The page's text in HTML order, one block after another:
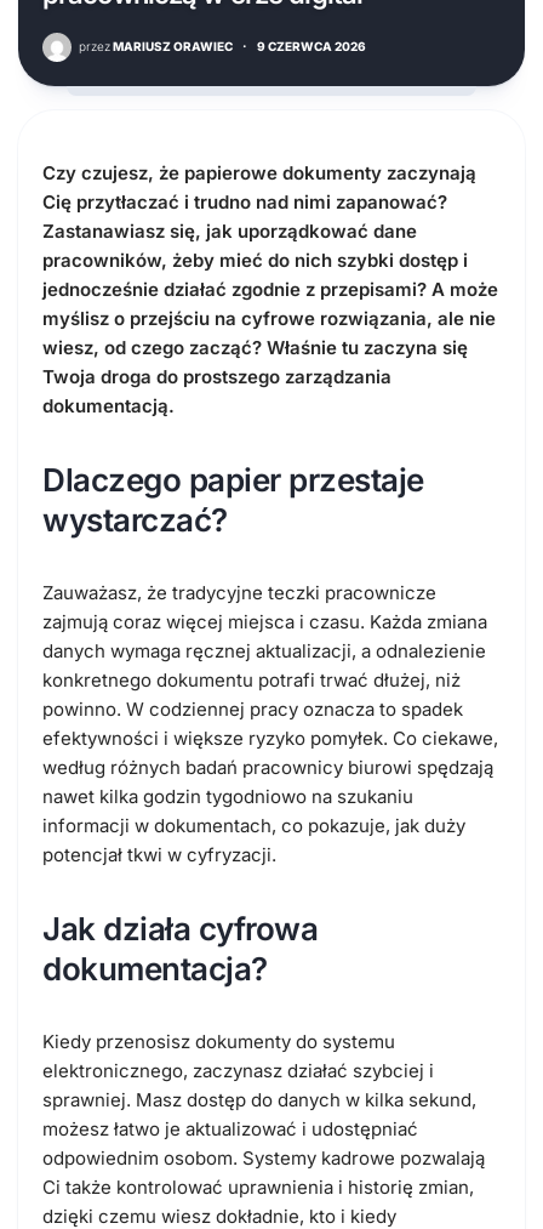
przezMARIUSZ ORAWIEC · 9 CZERWCA 2026
Czy czujesz, że papierowe dokumenty zaczynają
Cię przytłaczać i trudno nad nimi zapanować?
Zastanawiasz się, jak uporządkować dane
pracowników, żeby mieć do nich szybki dostęp i
jednocześnie działać zgodnie z przepisami? A może
myślisz o przejściu na cyfrowe rozwiązania, ale nie
wiesz, od czego zacząć? Właśnie tu zaczyna się
Twoja droga do prostszego zarządzania
dokumentacją.
Dlaczego papier przestaje
wystarczać?
Zauważasz, że tradycyjne teczki pracownicze
zajmują coraz więcej miejsca i czasu. Każda zmiana
danych wymaga ręcznej aktualizacji, a odnalezienie
konkretnego dokumentu potrafi trwać dłużej, niż
powinno. W codziennej pracy oznacza to spadek
efektywności i większe ryzyko pomyłek. Co ciekawe,
według różnych badań pracownicy biurowi spędzają
nawet kilka godzin tygodniowo na szukaniu
informacji w dokumentach, co pokazuje, jak duży
potencjał tkwi w cyfryzacji.
Jak działa cyfrowa
dokumentacja?
Kiedy przenosisz dokumenty do systemu
elektronicznego, zaczynasz działać szybciej i
sprawniej. Masz dostęp do danych w kilka sekund,
możesz łatwo je aktualizować i udostępniać
odpowiednim osobom. Systemy kadrowe pozwalają
Ci także kontrolować uprawnienia i historię zmian,
dzięki czemu wiesz dokładnie, kto i kiedy